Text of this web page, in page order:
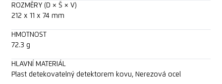
ROZMĚRY (D × Š × V)
212 x 11 x 74 mm
HMOTNOST
72.3 g
HLAVNÍ MATERIÁL
Plast detekovatelný detektorem kovu, Nerezová ocel